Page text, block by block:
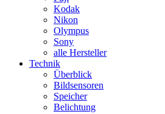
Kodak
Nikon
Olympus
Sony
alle Hersteller
Technik
Überblick
Bildsensoren
Speicher
Belichtung